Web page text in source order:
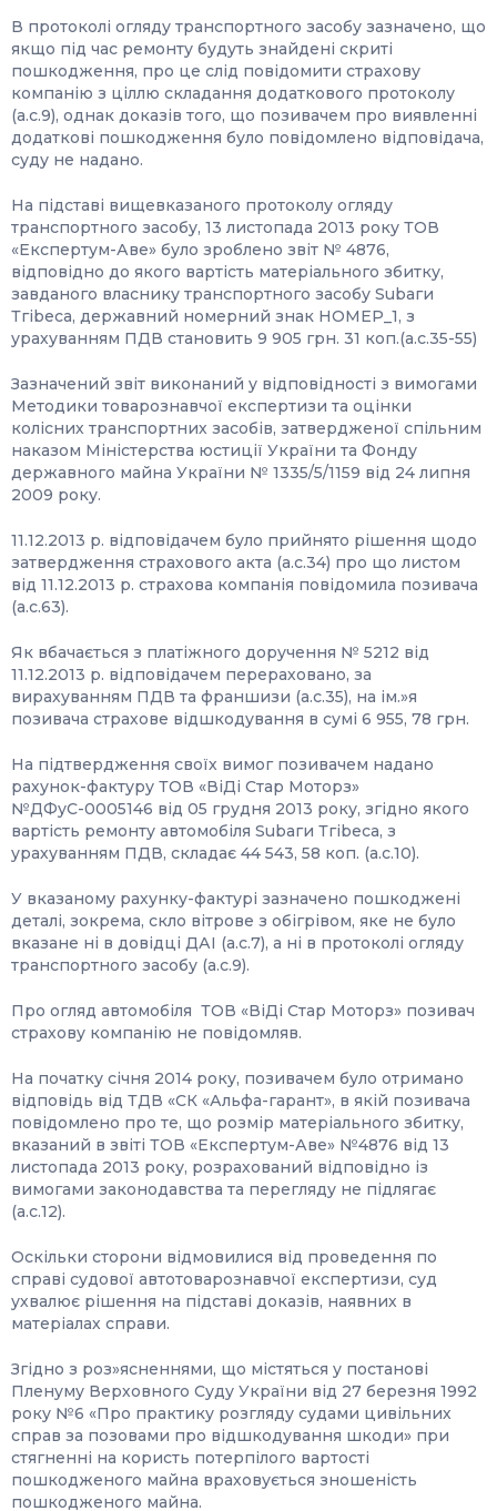
В протоколі огляду транспортного засобу зазначено, що
якщо під час ремонту будуть знайдені скриті
пошкодження, про це слід повідомити страхову
компанію з ціллю складання додаткового протоколу
(а.с.9), однак доказів того, що позивачем про виявленні
додаткові пошкодження було повідомлено відповідача,
суду не надано.
На підставі вищевказаного протоколу огляду
транспортного засобу, 13 листопада 2013 року ТОВ
«Експертум-Аве» було зроблено звіт № 4876,
відповідно до якого вартість матеріального збитку,
завданого власнику транспортного засобу Subаги
Тгіbеса, державний номерний знак НОМЕР_1, з
урахуванням ПДВ становить 9 905 грн. 31 коп.(а.с.35-55)
Зазначений звіт виконаний у відповідності з вимогами
Методики товарознавчої експертизи та оцінки
колісних транспортних засобів, затвердженої спільним
наказом Міністерства юстиції України та Фонду
державного майна України № 1335/5/1159 від 24 липня
2009 року.
11.12.2013 р. відповідачем було прийнято рішення щодо
затвердження страхового акта (а.с.34) про що листом
від 11.12.2013 р. страхова компанія повідомила позивача
(а.с.63).
Як вбачається з платіжного доручення № 5212 від
11.12.2013 р. відповідачем перераховано, за
вирахуванням ПДВ та франшизи (а.с.35), на ім.»я
позивача страхове відшкодування в сумі 6 955, 78 грн.
На підтвердження своїх вимог позивачем надано
рахунок-фактуру ТОВ «ВіДі Стар Моторз»
№ДФуС-0005146 від 05 грудня 2013 року, згідно якого
вартість ремонту автомобіля Subаги Тгіbеса, з
урахуванням ПДВ, складає 44 543, 58 коп. (а.с.10).
У вказаному рахунку-фактурі зазначено пошкоджені
деталі, зокрема, скло вітрове з обігрівом, яке не було
вказане ні в довідці ДАІ (а.с.7), а ні в протоколі огляду
транспортного засобу (а.с.9).
Про огляд автомобіля ТОВ «ВіДі Стар Моторз» позивач
страхову компанію не повідомляв.
На початку січня 2014 року, позивачем було отримано
відповідь від ТДВ «СК «Альфа-гарант», в якій позивача
повідомлено про те, що розмір матеріального збитку,
вказаний в звіті ТОВ «Експертум-Аве» №4876 від 13
листопада 2013 року, розрахований відповідно із
вимогами законодавства та перегляду не підлягає
(а.с.12).
Оскільки сторони відмовилися від проведення по
справі судової автотоварознавчої експертизи, суд
ухвалює рішення на підставі доказів, наявних в
матеріалах справи.
Згідно з роз»ясненнями, що містяться у постанові
Пленуму Верховного Суду України від 27 березня 1992
року №6 «Про практику розгляду судами цивільних
справ за позовами про відшкодування шкоди» при
стягненні на користь потерпілого вартості
пошкодженого майна враховується зношеність
пошкодженого майна.